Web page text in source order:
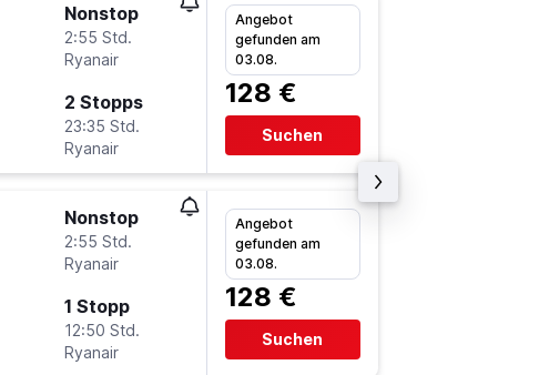
Nonstop
2:55 Std.
Ryanair
2 Stopps
23:35 Std.
Ryanair
Angebot
gefunden am
03.08.
128 €
Suchen
Nonstop
2:55 Std.
Ryanair
1 Stopp
12:50 Std.
Ryanair
Angebot
gefunden am
03.08.
128 €
Suchen